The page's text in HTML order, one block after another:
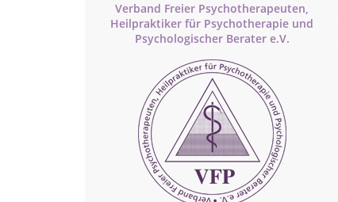
Verband Freier Psychotherapeuten,
Heilpraktiker für Psychotherapie und
Psychologischer Berater e.V.